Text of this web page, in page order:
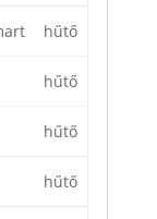
hűtő
hűtő
hűtő
hűtő